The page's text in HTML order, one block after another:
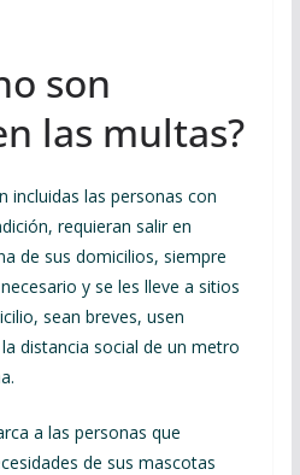
son
las multas?
incluidas las personas con
requieran salir en
de sus domicilios, siempre
y se les lleve a sitios
sean breves, usen
distancia social de un metro
a las personas que
de sus mascotas